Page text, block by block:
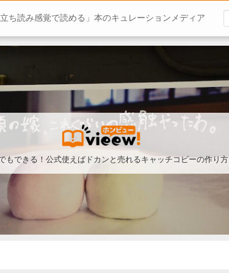
立ち読み感覚で読める」本のキュレーションメディア
もできる！公式使えばドカンと売れるキャッチコピーの作り方